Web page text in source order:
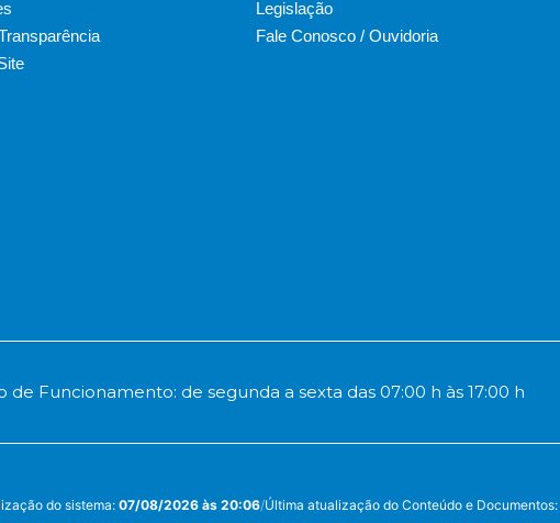
Legislação
Fale Conosco / Ouvidoria
de Funcionamento: de segunda a sexta das 07:00 h às 17:00 h
do sistema:07/08/2026 às 20:06/Última atualização do Conteúdo e Documentos: